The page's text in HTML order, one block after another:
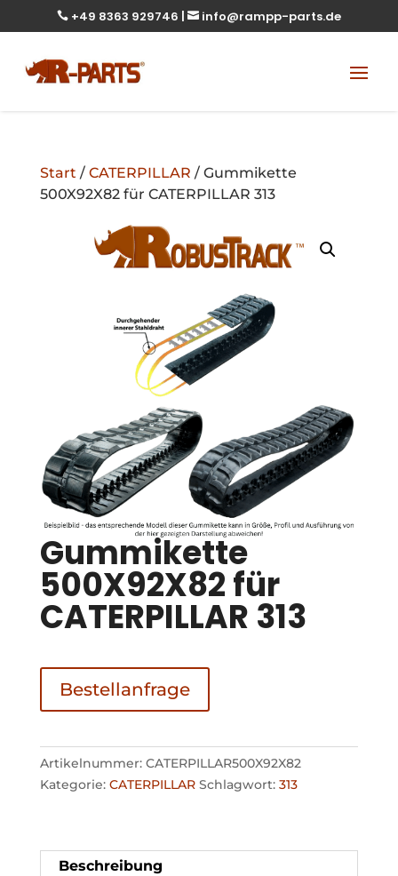
 +49 8363 929746 |  info@rampp-parts.de
Start / CATERPILLAR / Gummikette
500X92X82 für CATERPILLAR 313
Gummikette
500X92X82 für
CATERPILLAR 313
Bestellanfrage
Artikelnummer: CATERPILLAR500X92X82
Kategorie: CATERPILLAR Schlagwort: 313
Beschreibung